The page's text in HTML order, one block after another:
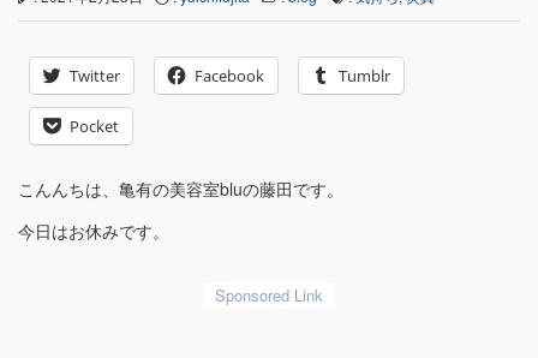
Twitter Facebook Tumblr
Pocket
こんんちは、亀有の美容室bluの藤田です。
今日はお休みです。